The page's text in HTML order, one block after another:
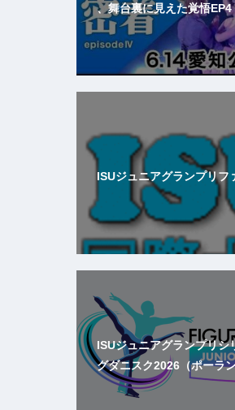
、舞台裏に見えた覚悟
ISUジュニアグランプリフ
ISUジュニアグランプリ
グダニスク2026（ポーラ